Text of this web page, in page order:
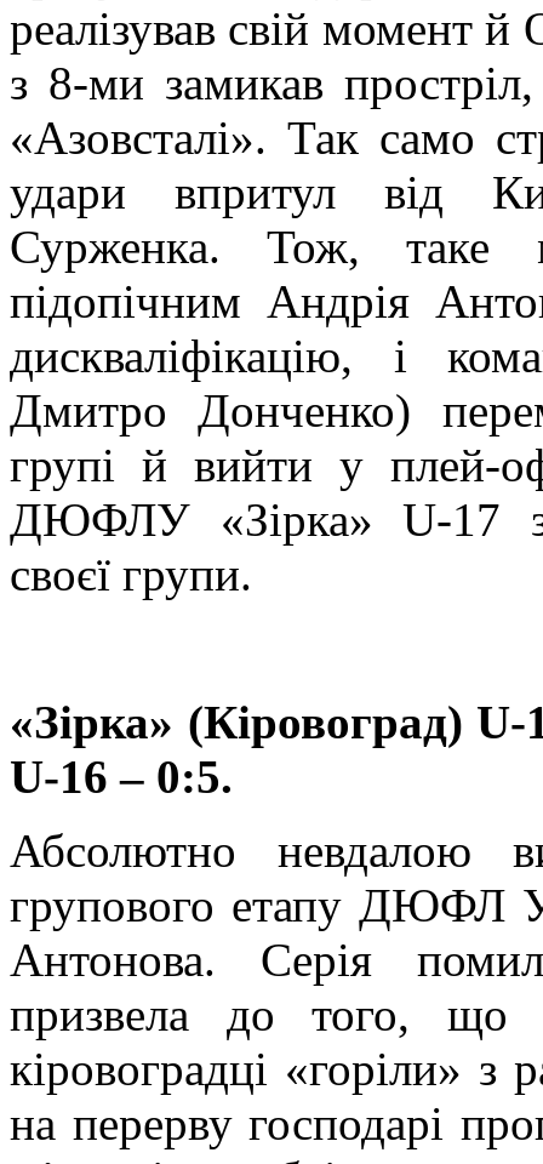
реалізував свій момент
з 8-ми замикав
«Азовсталі». Так само
удари впритул від
Сурженка. Тож, таке
підопічним Андрія
дискваліфікацію, і
Дмитро Донченко)
групі й вийти у плей-
ДЮФЛУ «Зірка» U-17
своєї групи.
«Зірка» (Кіровоград) U-
U-16– 0:5.
Абсолютно невдалою
групового етапу ДЮФЛ
Антонова. Серія
призвела до того,
кіровоградці «горіли»
на перерву господарі